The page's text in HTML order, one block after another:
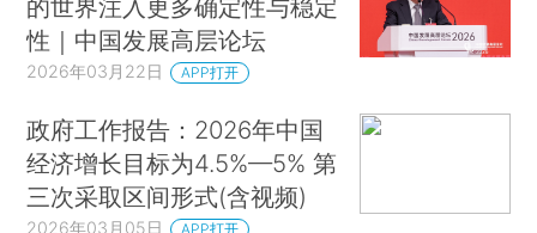
的世界注入更多确定性与稳定
性｜中国发展高层论坛
2026年03月22日 APP打开
政府工作报告：2026年中国
经济增长目标为4.5%—5% 第
三次采取区间形式(含视频)
2026年03月05日 APP打开